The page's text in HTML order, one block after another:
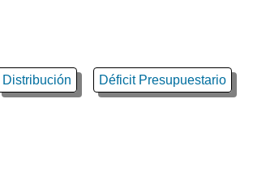
Distribución Déficit Presupuestario